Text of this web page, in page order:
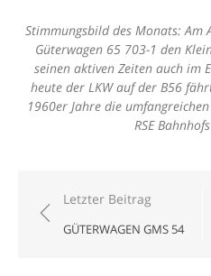
Stimmungsbild des Monats: Am
Güterwagen 65 703-1 den
seinen aktiven Zeiten auch im
heute der LKW auf der B56
1960er Jahre die
RSE
Beitragsnavigation
Letzter Beitrag
GÜTERWAGEN GMS 54